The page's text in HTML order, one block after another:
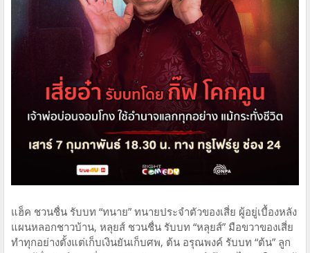
แฮ็ค ชวนชื่น รับบท “ทนาย” ทนายประจำตัวของเสี่ย ผู้อยู่เบื้องหลัง
แผนหลอกชาวบ้าน, หลุยส์ ชวนชื่น รับบท “หลุยส์” มือขวาของเสี่ย
ทำทุกอย่างตั้งแต่เก็บเงินยันเก็บศพ, ต้น อรุณพงค์ รับบท “ต้น” ลูก